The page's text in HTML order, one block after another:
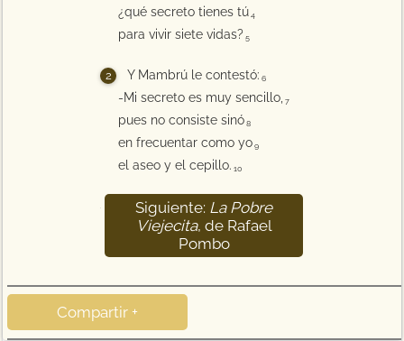
¿qué secreto tienes tú 4
para vivir siete vidas? 5
Y Mambrú le contestó: 6
-Mi secreto es muy sencillo, 7
pues no consiste sinó 8
en frecuentar como yo 9
el aseo y el cepillo. 10
Siguiente: La Pobre
Viejecita, de Rafael
Pombo
Compartir +